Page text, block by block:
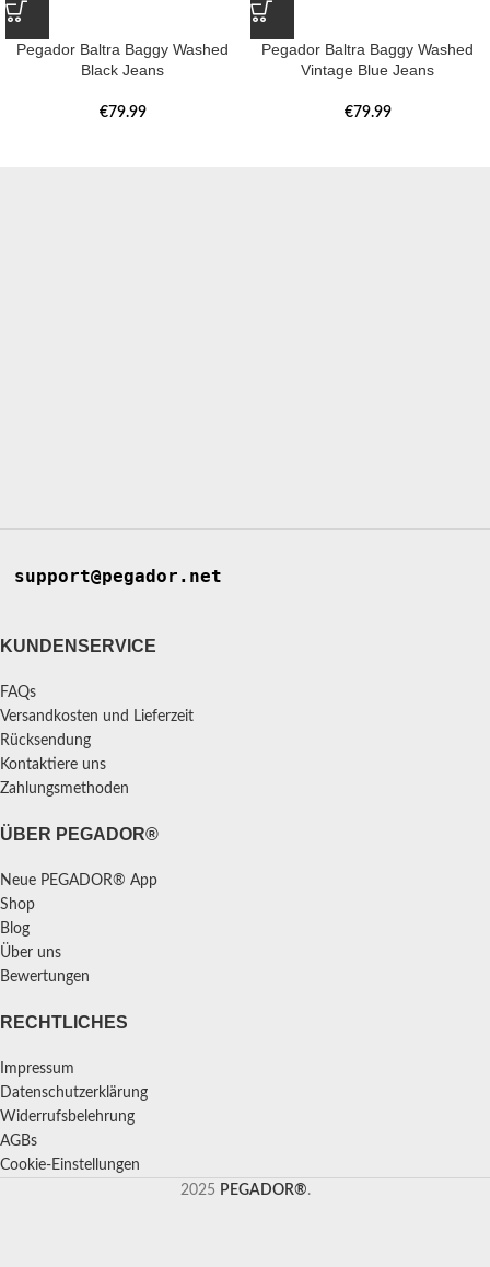
Pegador Baltra Baggy Washed
Black Jeans
€79.99
Pegador Baltra Baggy Washed
Vintage Blue Jeans
€79.99
support@pegador.net
KUNDENSERVICE
FAQs
Versandkosten und Lieferzeit
Rücksendung
Kontaktiere uns
Zahlungsmethoden
ÜBER PEGADOR®
Neue PEGADOR® App
Shop
Blog
Über uns
Bewertungen
RECHTLICHES
Impressum
Datenschutzerklärung
Widerrufsbelehrung
AGBs
Cookie-Einstellungen
2025 PEGADOR®.